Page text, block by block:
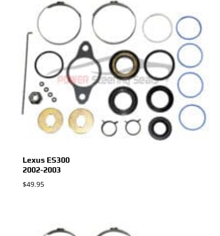
Lexus ES300
2002-2003
$49.95